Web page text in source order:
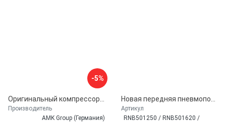
-5%
Производитель
AMK Group (Германия)
Артикул
RNB501250 / RNB501620 /